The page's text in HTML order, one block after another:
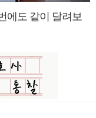
에도 같이 달려보